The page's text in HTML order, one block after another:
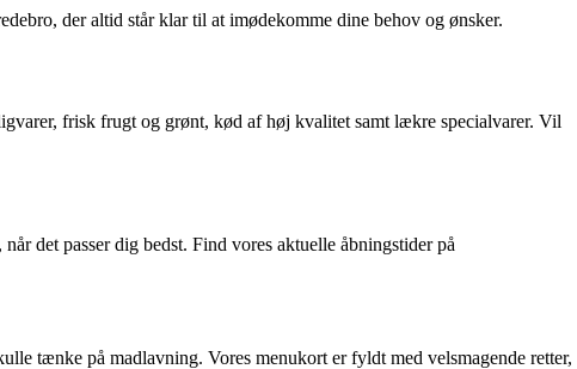
der altid står klar til at imødekomme dine behov og ønsker.
frisk frugt og grønt, kød af høj kvalitet samt lækre specialvarer. Vil
det passer dig bedst. Find vores aktuelle åbningstider på
tænke på madlavning. Vores menukort er fyldt med velsmagende retter,